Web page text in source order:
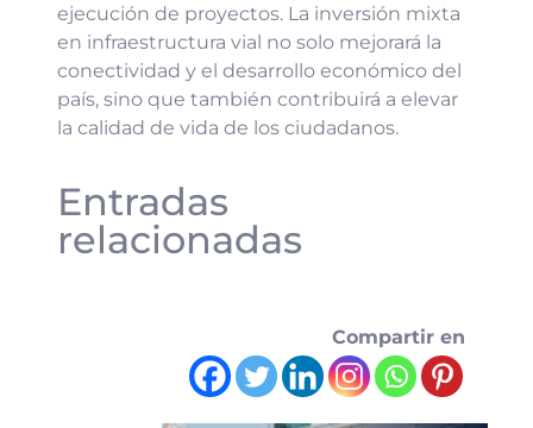
ejecución de proyectos. La inversión mixta
en infraestructura vial no solo mejorará la
conectividad y el desarrollo económico del
país, sino que también contribuirá a elevar
la calidad de vida de los ciudadanos.
Entradas
relacionadas
Compartir en